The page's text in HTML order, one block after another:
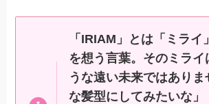
「IRIAM」とは「ミライ
を想う言葉。そのミライ
うな遠い未来ではあり
な髪型にしてみたいな」